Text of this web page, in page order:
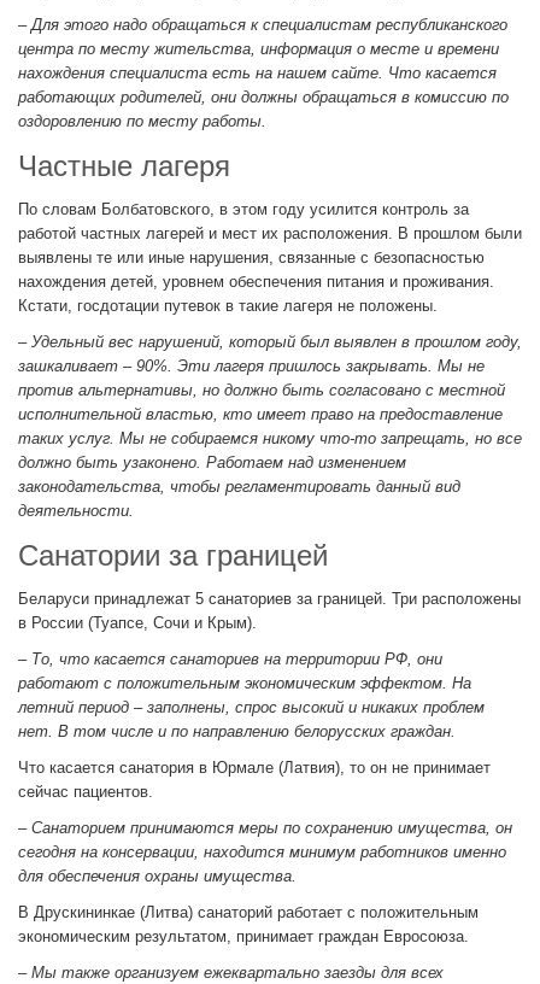
– Для этого надо обращаться к специалистам республиканского
центра по месту жительства, информация о месте и времени
нахождения специалиста есть на нашем сайте. Что касается
работающих родителей, они должны обращаться в комиссию по
оздоровлению по месту работы.
Частные лагеря
По словам Болбатовского, в этом году усилится контроль за
работой частных лагерей и мест их расположения. В прошлом были
выявлены те или иные нарушения, связанные с безопасностью
нахождения детей, уровнем обеспечения питания и проживания.
Кстати, госдотации путевок в такие лагеря не положены.
– Удельный вес нарушений, который был выявлен в прошлом году,
зашкаливает – 90%. Эти лагеря пришлось закрывать. Мы не
против альтернативы, но должно быть согласовано с местной
исполнительной властью, кто имеет право на предоставление
таких услуг. Мы не собираемся никому что-то запрещать, но все
должно быть узаконено. Работаем над изменением
законодательства, чтобы регламентировать данный вид
деятельности.
Санатории за границей
Беларуси принадлежат 5 санаториев за границей. Три расположены
в России (Туапсе, Сочи и Крым).
– То, что касается санаториев на территории РФ, они
работают с положительным экономическим эффектом. На
летний период – заполнены, спрос высокий и никаких проблем
нет. В том числе и по направлению белорусских граждан.
Что касается санатория в Юрмале (Латвия), то он не принимает
сейчас пациентов.
– Санаторием принимаются меры по сохранению имущества, он
сегодня на консервации, находится минимум работников именно
для обеспечения охраны имущества.
В Друскининкае (Литва) санаторий работает с положительным
экономическим результатом, принимает граждан Евросоюза.
– Мы также организуем ежеквартально заезды для всех